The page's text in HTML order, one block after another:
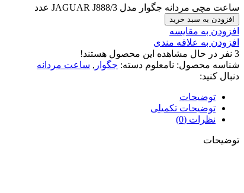
ساعت مچی مردانه جگوار مدل JAGUAR J888/3 عدد
افزودن به سبد خرید
افزودن به مقایسه
افزودن به علاقه مندی
3 نفر در حال مشاهده این محصول هستند!
شناسه محصول: نامعلوم دسته: جگوار , ساعت مردانه
دنبال کنید:
توضیحات
توضیحات تکمیلی
نظرات (0)
توضیحات